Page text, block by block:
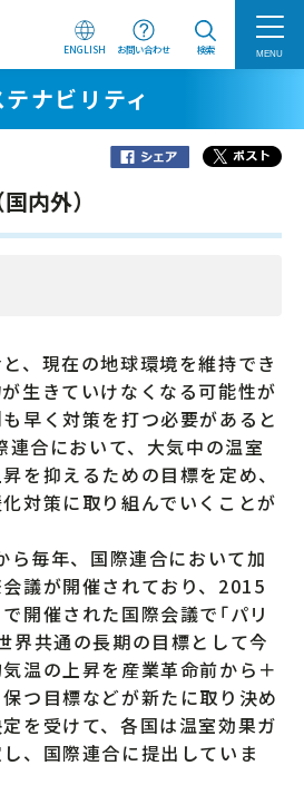
ENGLISH お問い合わせ 検索 MENU
ナビリティ
内外）
、現在の地球環境を維持でき
生きていけなくなる可能性が
早く対策を打つ必要があると
連合において、大気中の温室
を抑えるための目標を定め、
対策に取り組んでいくことが
毎年、国際連合において加
議が開催されており、2015
開催された国際会議で｢パリ
界共通の長期の目標として今
温の上昇を産業革命前から＋
つ目標などが新たに取り決め
を受けて、各国は温室効果ガ
、国際連合に提出していま